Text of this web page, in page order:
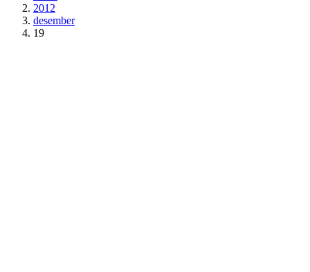
2012
desember
19